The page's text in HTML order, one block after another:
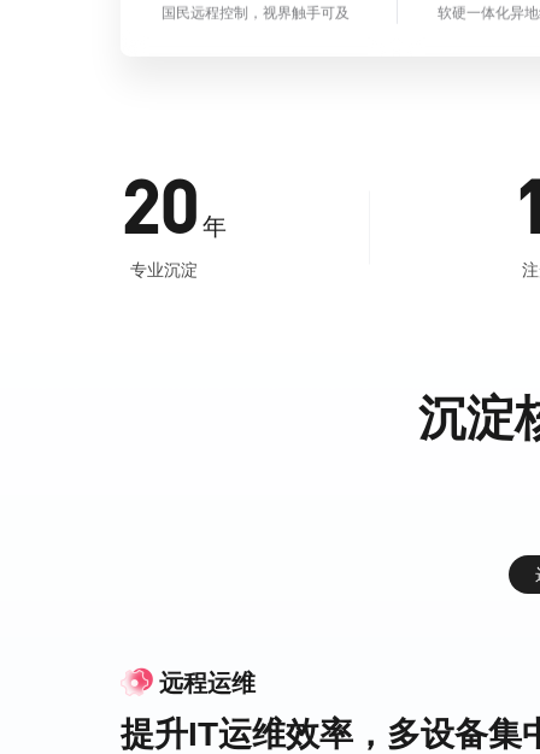
国民远程控制，视界触手可及 软硬一体化异
20 年
专业沉淀
沉淀
远程运维
提升IT运维效率，多设备集
远程办公
随时随地安全远程办公，助
技术支持
高效解决客户问题，提高客
工业物联
提供海量设备的接入与管理
视频监控
异地多点位监控集中管理，